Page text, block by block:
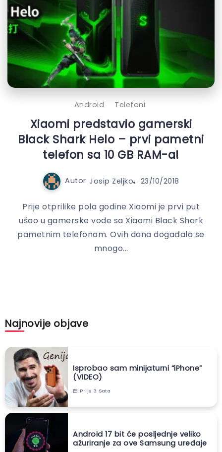
Android Telefoni
Xiaomi predstavio gamerski
Black Shark Helo – prvi pametni
telefon sa 10 GB RAM-a!
Autor Josip Zeljko 23/10/2018
Prije otprilike pola godine Xiaomi je prvi put
ušao u gamerske vode sa Xiaomi Black Shark
pametnim telefonom. Ovih dana događalo se
mnogo...
Najnovije objave
Isprobao sam minijaturni “iPhone”
(VIDEO)
Prije 3 Sata
Android 17 bit će posljednje veliko
ažuriranje za ove Samsung uređaje